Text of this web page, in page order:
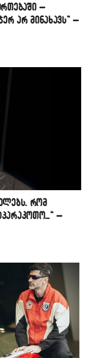
–
არ მინახავს” –
რომ
–